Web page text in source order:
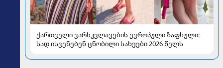
ქართველი ვარსკვლავების ევროპული ზაფხული:
სად ისვენებენ ცნობილი სახეები 2026 წელს